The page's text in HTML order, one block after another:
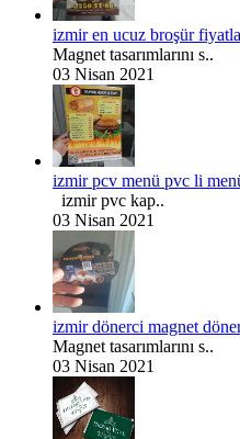
izmir en ucuz broşür
Magnet tasarımlarını s..
03 Nisan 2021
izmir pcv menü pvc li
izmir pvc kap..
03 Nisan 2021
izmir dönerci magnet
Magnet tasarımlarını s..
03 Nisan 2021